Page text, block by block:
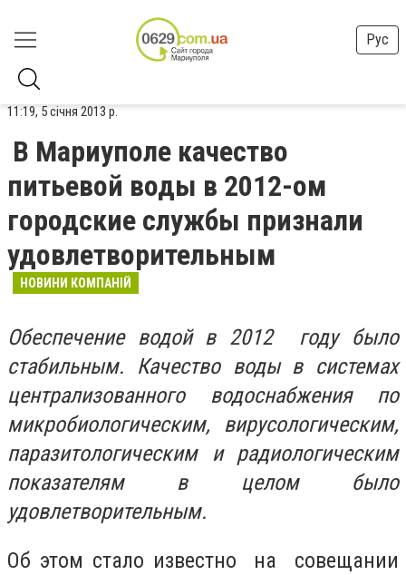
Рус
11:19, 5 січня 2013 р.
В Мариуполе качество
питьевой воды в 2012-ом
городские службы признали
удовлетворительным
НОВИНИ КОМПАНІЙ
Обеспечение водой в 2012 году было
стабильным. Качество воды в системах
централизованного водоснабжения по
микробиологическим, вирусологическим,
паразитологическим и радиологическим
показателям в целом было
удовлетворительным.
Об этом стало известно на совещании